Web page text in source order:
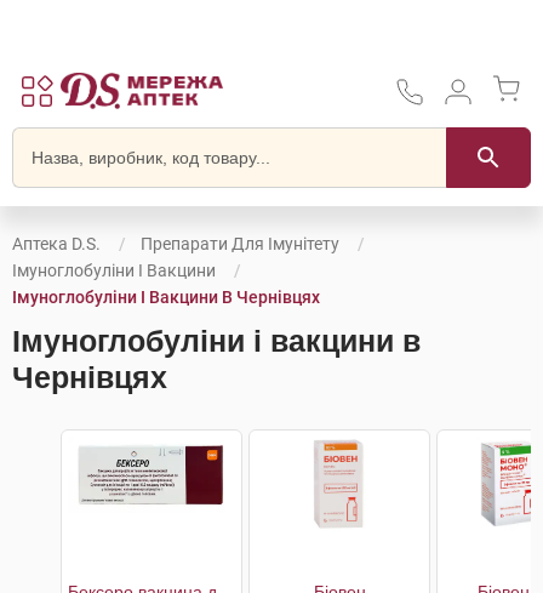
Аптека D.S.
Препарати Для Імунітету
Імуноглобуліни І Вакцини
Імуноглобуліни І Вакцини В Чернівцях
Імуноглобуліни і вакцини в
Чернівцях